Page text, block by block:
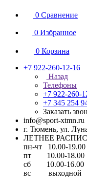
0 Сравнение
0 Избранное
0 Корзина
+7 922-260-12-16
Назад
Телефоны
+7 922-260-
+7 345 254
Заказать
info@sport-xtmn.ru
г. Тюмень, ул.
ЛЕТНЕЕ
пн-чт 10.00-19.00
пт 10.00-18.00
сб 10.00-16.00
вс выходной